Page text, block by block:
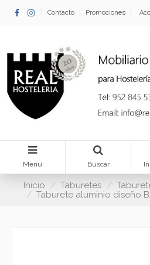
Contacto Promociones
Menu Buscar
Inicio Taburetes
Taburete aluminio diseño